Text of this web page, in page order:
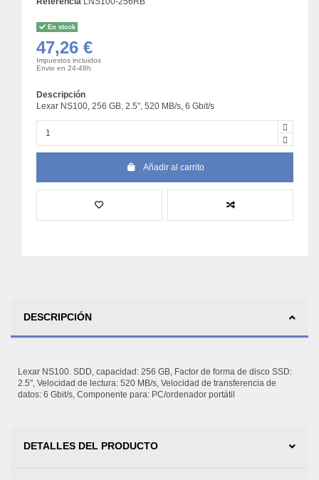
En stock
47,26 €
Impuestos incluidos
Envio en 24-48h
Descripción
Lexar NS100, 256 GB, 2.5", 520 MB/s, 6 Gbit/s
Añadir al carrito
DESCRIPCIÓN
Lexar NS100. SDD, capacidad: 256 GB, Factor de forma de disco SSD:
2.5", Velocidad de lectura: 520 MB/s, Velocidad de transferencia de
datos: 6 Gbit/s, Componente para: PC/ordenador portátil
DETALLES DEL PRODUCTO